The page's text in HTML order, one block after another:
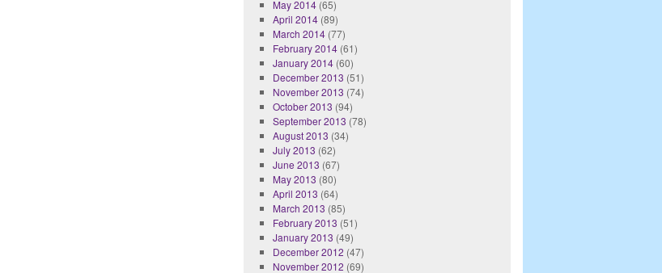
May 2014(65)
April 2014(89)
March 2014(77)
February 2014(61)
January 2014(60)
December 2013 (51)
November 2013 (74)
October 2013 (94)
September 2013 (78)
August 2013 (34)
July 2013 (62)
June 2013 (67)
May 2013 (80)
April 2013 (64)
March 2013 (85)
February 2013 (51)
January 2013 (49)
December 2012 (47)
November 2012 (69)